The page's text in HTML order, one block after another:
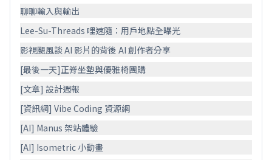
聊聊輸入與輸出
Lee-Su-Threads 哩速隨：用戶地點全曝光
影視颶風談 AI 影片的背後 AI 創作者分享
[最後一天]正脊坐墊與優雅椅團購
[文章] 設計週報
[資訊網] Vibe Coding 資源網
[AI] Manus 架站體驗
[AI] Isometric 小動畫